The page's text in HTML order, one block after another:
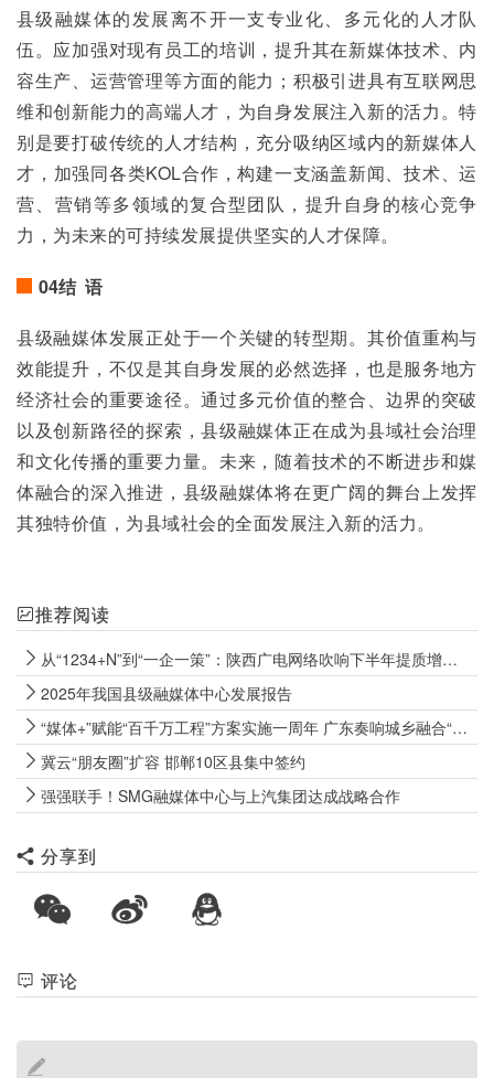
县级融媒体的发展离不开一支专业化、多元化的人才队
伍。应加强对现有员工的培训，提升其在新媒体技术、内
容生产、运营管理等方面的能力；积极引进具有互联网思
维和创新能力的高端人才，为自身发展注入新的活力。特
别是要打破传统的人才结构，充分吸纳区域内的新媒体人
才，加强同各类KOL合作，构建一支涵盖新闻、技术、运
营、营销等多领域的复合型团队，提升自身的核心竞争
力，为未来的可持续发展提供坚实的人才保障。
04结 语
县级融媒体发展正处于一个关键的转型期。其价值重构与
效能提升，不仅是其自身发展的必然选择，也是服务地方
经济社会的重要途径。通过多元价值的整合、边界的突破
以及创新路径的探索，县级融媒体正在成为县域社会治理
和文化传播的重要力量。未来，随着技术的不断进步和媒
体融合的深入推进，县级融媒体将在更广阔的舞台上发挥
其独特价值，为县域社会的全面发展注入新的活力。
推荐阅读
从“1234+N”到“一企一策”：陕西广电网络吹响下半年提质增效冲锋号
2025年我国县级融媒体中心发展报告
“媒体+”赋能“百千万工程”方案实施一周年 广东奏响城乡融合“大合唱”
冀云“朋友圈”扩容 邯郸10区县集中签约
强强联手！SMG融媒体中心与上汽集团达成战略合作
分享到
评论